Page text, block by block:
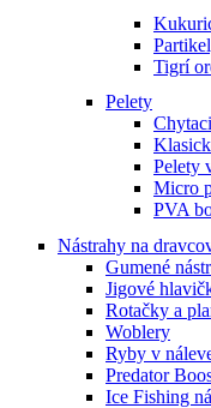
Tigrí
Pelety
Pelety
Micro
PVA
Nástrahy na
Gumené
Jigové
Rotačky a
Woblery
Ryby v
Predator
Ice Fishing